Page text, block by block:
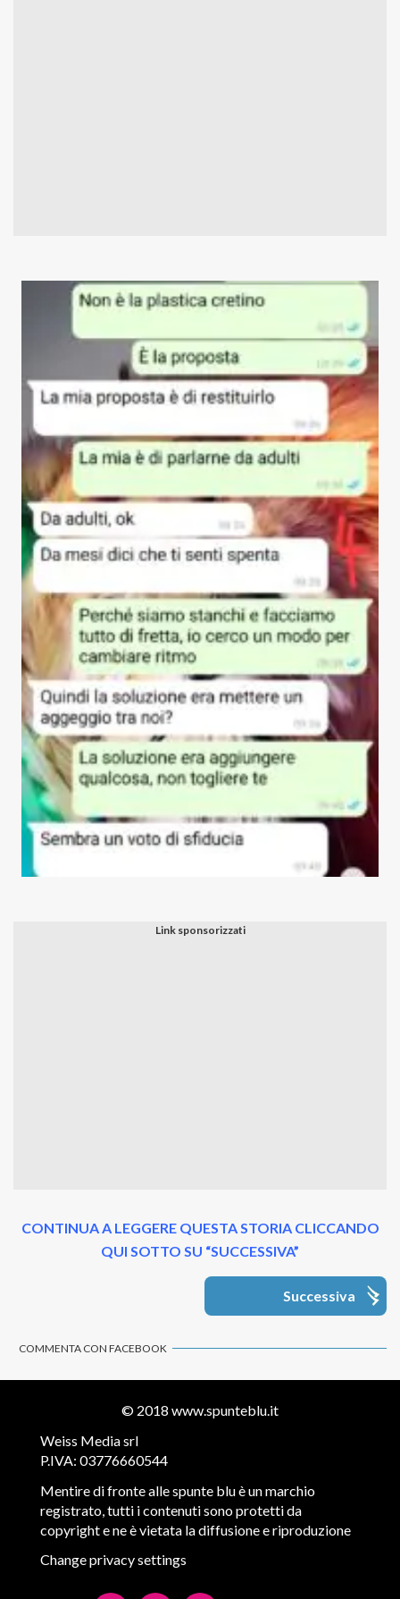
CONTINUA A LEGGERE QUESTA STORIA CLICCANDO
QUI SOTTO SU “SUCCESSIVA”
Successiva
COMMENTA CON FACEBOOK
© 2018 www.spunteblu.it
Weiss Media srl
P.IVA: 03776660544
Mentire di fronte alle spunte blu è un marchio
registrato, tutti i contenuti sono protetti da
copyright e ne è vietata la diffusione e riproduzione
Change privacy settings